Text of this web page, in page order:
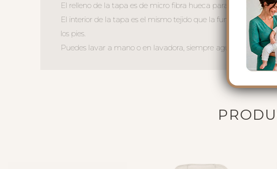
El relleno de la tapa es de micro fibra hueca para mayor
El interior de la tapa es el mismo tejido que la funda,
los pies.
Puedes lavar a mano o en lavadora, siempre agua fría,